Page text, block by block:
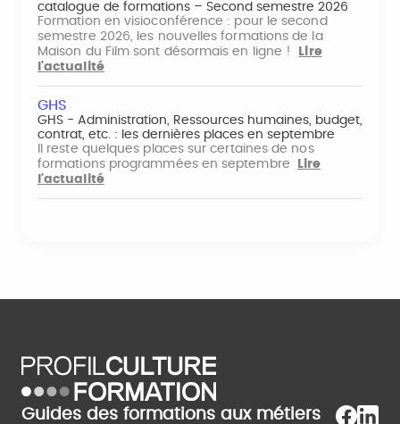
catalogue de formations – Second semestre 2026
Formation en visioconférence : pour le second
semestre 2026, les nouvelles formations de la
Maison du Film sont désormais en ligne !
Lire
l'actualité
GHS
GHS - Administration, Ressources humaines, budget,
contrat, etc. : les dernières places en septembre
Il reste quelques places sur certaines de nos
formations programmées en septembre
Lire
l'actualité
Guides des formations aux métiers